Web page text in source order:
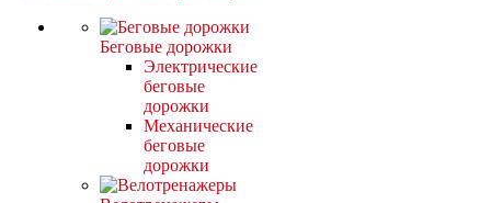
Беговые дорожки
Электрические
беговые
дорожки
Механические
беговые
дорожки